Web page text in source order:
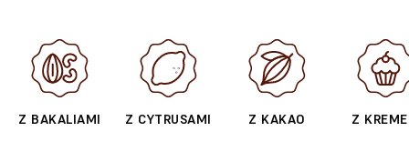
Z BAKALIAMI Z CYTRUSAMI Z KAKAO Z